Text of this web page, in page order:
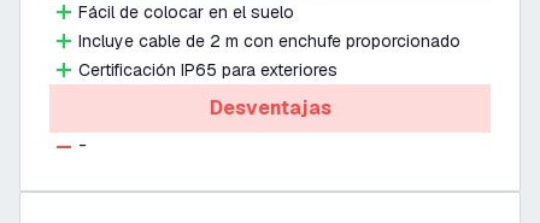
Fácil de colocar en el suelo
Incluye cable de 2 m con enchufe proporcionado
Certificación IP65 para exteriores
Desventajas
-